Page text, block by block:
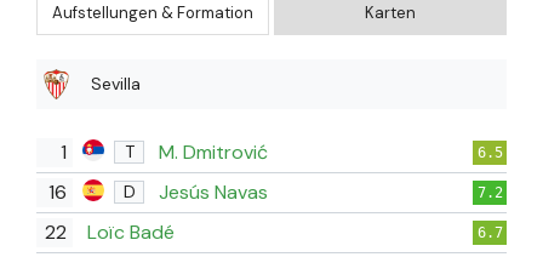
Aufstellungen & Formation Karten
Sevilla
1 T M. Dmitrović 6.5
16 D Jesús Navas 7.2
22 Loïc Badé 6.7